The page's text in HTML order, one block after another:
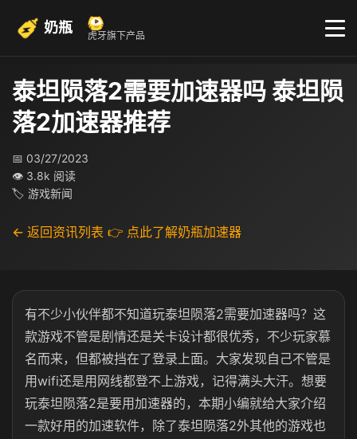
奶瓶 虎牙旗下产品
泰坦陨落2需要加速器吗 泰坦陨
落2加速器推荐
📅 03/27/2023
👁 3.8k 阅读
🏷 游戏新闻
← 返回资讯列表 👉 点此了解奶瓶加速器
有不少小伙伴都不知道玩泰坦陨落2需要加速器吗？这
款游戏不管是剧情还是关卡设计都很优秀，不少玩家慕
名而来，但都被挡在了登录上面。大家发现自己不管是
用wifi还是用网线都登不上游戏，记得满头大汗。想要
玩泰坦陨落2是要用加速器的，本期小编就给大家介绍
一款好用的加速软件，除了泰坦陨落2外其他的游戏也